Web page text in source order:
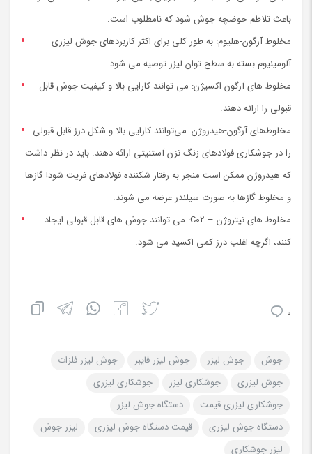
باعث تلاطم حوضچه جوش شود که نامطلوب است.
مخلوط آرگون-هلیوم: به طور کلی برای اکثر کاربردهای جوش لیزری
آلومینیوم بسته به سطح توان لیزر توصیه می شود.
مخلوط های آرگون-اکسیژن: می توانند کارایی بالا و کیفیت جوش قابل
قبولی را ارائه دهند.
مخلوط‌های آرگون-هیدروژن: می‌توانند کارایی بالا و شکل درز قابل قبولی
را در جوشکاری فولادهای زنگ نزن آستنیتی ارائه دهند. باید در نظر داشت
که هیدروژن ممکن است منجر به رفتار شکننده فولادهای فریت شود! گازها
و مخلوط گازها به صورت سیلندر عرضه می شوند.
مخلوط های نیتروژن – C02: می توانند جوش های قابل قبولی ایجاد
کنند، اگرچه اغلب درز کمی اکسید می شود.
0
جوش جوش لیزر جوش لیزر فایبر
جوش لیزر فلزات
جوش لیزری
جوشکاری لیزر
جوشکاری لیزری
جوشکاری لیزری قیمت
دستگاه جوش لیزر
دستگاه جوش لیزری
قیمت دستگاه جوش لیزری
لیزر جوش
لیزر جوشکاری